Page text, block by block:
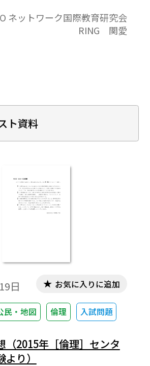
見・差別に気付き、その解決
る」ことをねらいとしていま
きを知るとともに、自分や
る差別的意識に気付き、単
ネットワーク国際教育研究会
RING 関愛
ト資料
日
民・地図 倫理 入試問題
お気に入りに追加
（2015年［倫理］センタ
り）